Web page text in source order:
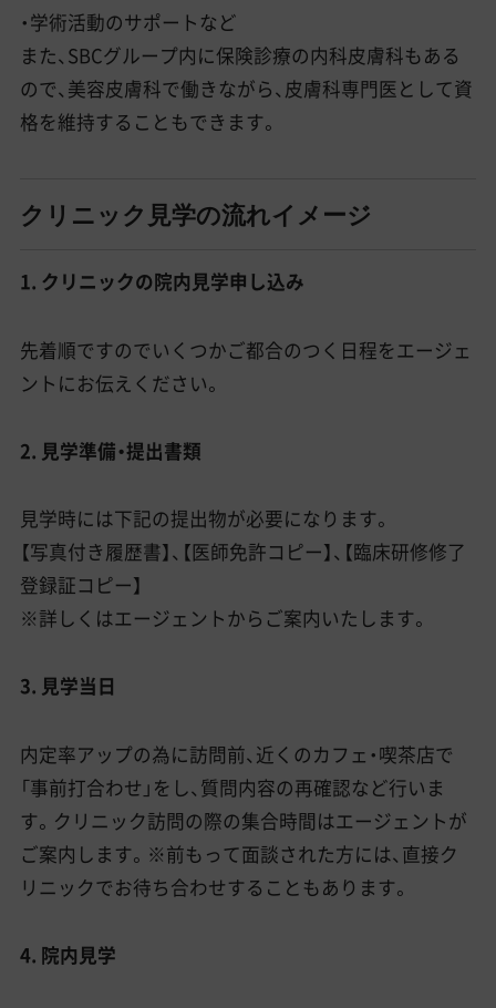
・学術活動のサポートなど
また、SBCグループ内に保険診療の内科皮膚科もある
ので、美容皮膚科で働きながら、皮膚科専門医として資
格を維持することもできます。
クリニック見学の流れイメージ
1. クリニックの院内見学申し込み
先着順ですのでいくつかご都合のつく日程をエージェ
ントにお伝えください。
2. 見学準備・提出書類
見学時には下記の提出物が必要になります。
【写真付き履歴書】、【医師免許コピー】、【臨床研修修了
登録証コピー】
※詳しくはエージェントからご案内いたします。
3. 見学当日
内定率アップの為に訪問前、近くのカフェ・喫茶店で
「事前打合わせ」をし、質問内容の再確認など行いま
す。クリニック訪問の際の集合時間はエージェントが
ご案内します。※前もって面談された方には、直接ク
リニックでお待ち合わせすることもあります。
4. 院内見学